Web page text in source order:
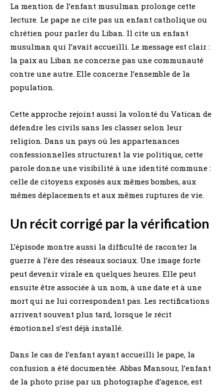
La mention de l’enfant musulman prolonge cette
lecture. Le pape ne cite pas un enfant catholique ou
chrétien pour parler du Liban. Il cite un enfant
musulman qui l’avait accueilli. Le message est clair :
la paix au Liban ne concerne pas une communauté
contre une autre. Elle concerne l’ensemble de la
population.
Cette approche rejoint aussi la volonté du Vatican de
défendre les civils sans les classer selon leur
religion. Dans un pays où les appartenances
confessionnelles structurent la vie politique, cette
parole donne une visibilité à une identité commune :
celle de citoyens exposés aux mêmes bombes, aux
mêmes déplacements et aux mêmes ruptures de vie.
Un récit corrigé par la vérification
L’épisode montre aussi la difficulté de raconter la
guerre à l’ère des réseaux sociaux. Une image forte
peut devenir virale en quelques heures. Elle peut
ensuite être associée à un nom, à une date et à une
mort qui ne lui correspondent pas. Les rectifications
arrivent souvent plus tard, lorsque le récit
émotionnel s’est déjà installé.
Dans le cas de l’enfant ayant accueilli le pape, la
confusion a été documentée. Abbas Mansour, l’enfant
de la photo prise par un photographe d’agence, est